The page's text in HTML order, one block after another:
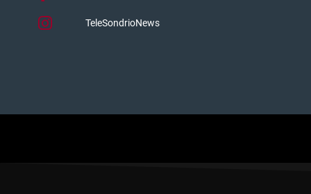
TeleSondrioNews